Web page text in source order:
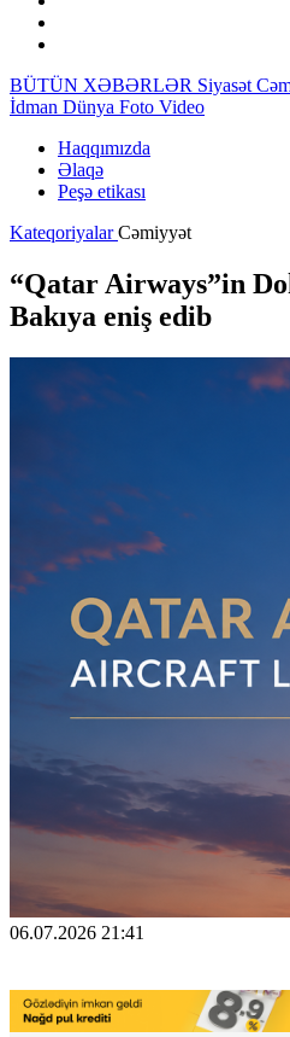
BÜTÜN XƏBƏRLƏR Siyasət
İdman Dünya Foto Video
Haqqımızda
Əlaqə
Peşə etikası
KateqoriyalarCəmiyyət
“Qatar Airways”in
Bakıya eniş edib
06.07.2026 21:41